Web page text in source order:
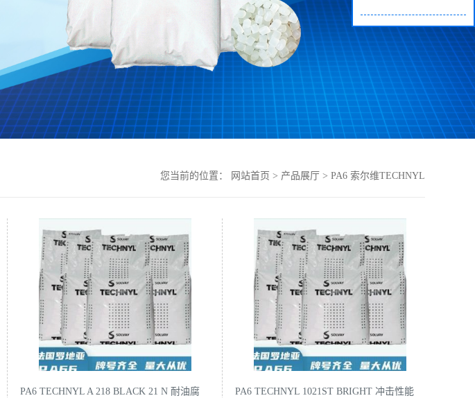
您当前的位置： 网站首页 > 产品展厅 > PA6 索尔维TECHNYL
PA6 TECHNYL A 218 BLACK 21 N 耐油腐
PA6 TECHNYL 1021ST BRIGHT 冲击性能